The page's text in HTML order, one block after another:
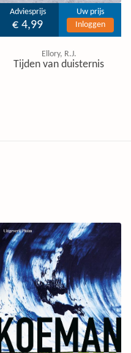
Adviesprijs
€ 4,99
Uw prijs
Inloggen
Ellory, R.J.
Tijden van duisternis